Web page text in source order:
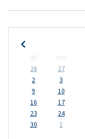
dl dm
26
27
2
3
9
10
16
17
23
24
30
1